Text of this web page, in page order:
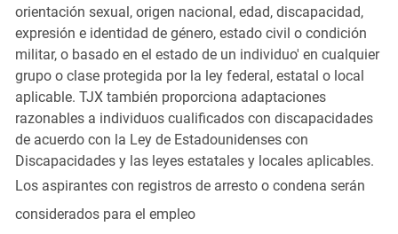
orientación sexual, origen nacional, edad, discapacidad,
expresión e identidad de género, estado civil o condición
militar, o basado en el estado de un individuo' en cualquier
grupo o clase protegida por la ley federal, estatal o local
aplicable. TJX también proporciona adaptaciones
razonables a individuos cualificados con discapacidades
de acuerdo con la Ley de Estadounidenses con
Discapacidades y las leyes estatales y locales aplicables.
Los aspirantes con registros de arresto o condena serán
considerados para el empleo